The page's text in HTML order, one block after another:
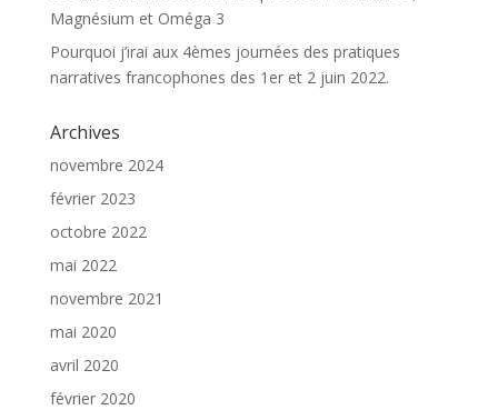
Magnésium et Oméga 3
Pourquoi j’irai aux 4èmes journées des pratiques
narratives francophones des 1er et 2 juin 2022.
Archives
novembre 2024
février 2023
octobre 2022
mai 2022
novembre 2021
mai 2020
avril 2020
février 2020